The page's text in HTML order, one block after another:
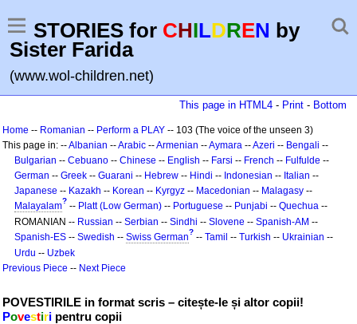
STORIES for CHILDREN by
Sister Farida
(www.wol-children.net)
This page in HTML4 - Print - Bottom
Home -- Romanian -- Perform a PLAY -- 103 (The voice of the unseen 3)
This page in: --Albanian --Arabic --Armenian --Aymara --Azeri -- Bengali --
Bulgarian -- Cebuano -- Chinese -- English -- Farsi -- French -- Fulfulde --
German -- Greek -- Guarani -- Hebrew -- Hindi -- Indonesian -- Italian --
Japanese -- Kazakh -- Korean -- Kyrgyz -- Macedonian -- Malagasy --
Malayalam? -- Platt (Low German) -- Portuguese -- Punjabi -- Quechua --
ROMANIAN -- Russian -- Serbian -- Sindhi -- Slovene -- Spanish-AM --
Spanish-ES -- Swedish -- Swiss German? -- Tamil -- Turkish -- Ukrainian --
Urdu -- Uzbek
Previous Piece -- Next Piece
POVESTIRILE in format scris – citește-le și altor copii!
Povestiri pentru copii